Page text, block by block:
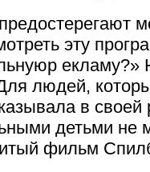
эту
людей,
в своей
детьми
фильм